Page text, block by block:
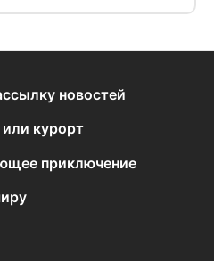
глубины 5-15 м означают,
новостей
курорт
приключение